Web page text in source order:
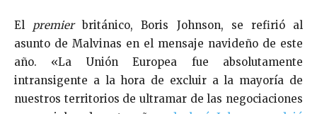
El premierbritánico, Boris Johnson, se refirió al
asunto de Malvinas en el mensaje navideño de este
año. «La Unión Europea fue absolutamente
intransigente a la hora de excluir a la mayoría de
nuestros territorios de ultramar de las negociaciones